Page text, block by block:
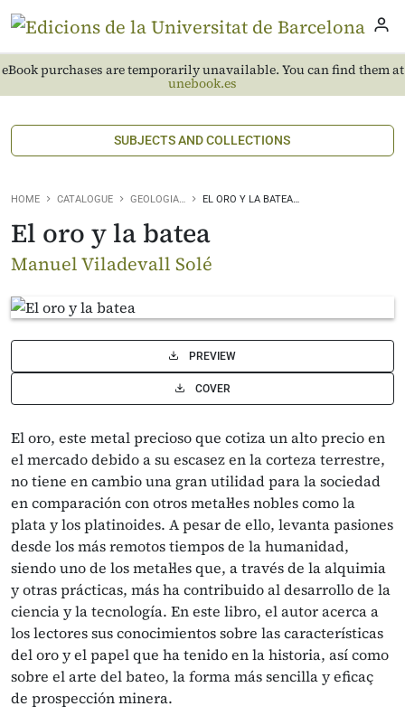
eBook purchases are temporarily unavailable. You can find them at
unebook.es
SUBJECTS AND COLLECTIONS
HOME CATALOGUE GEOLOGIA… EL ORO Y LA BATEA…
El oro y la batea
Manuel Viladevall Solé
PREVIEW
COVER
El oro, este metal precioso que cotiza un alto precio en
el mercado debido a su escasez en la corteza terrestre,
no tiene en cambio una gran utilidad para la sociedad
en comparación con otros metal·les nobles como la
plata y los platinoides. A pesar de ello, levanta pasiones
desde los más remotos tiempos de la humanidad,
siendo uno de los metal·les que, a través de la alquimia
y otras prácticas, más ha contribuido al desarrollo de la
ciencia y la tecnología. En este libro, el autor acerca a
los lectores sus conocimientos sobre las características
del oro y el papel que ha tenido en la historia, así como
sobre el arte del bateo, la forma más sencilla y eficaç
de prospección minera.